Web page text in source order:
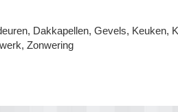
Dakkapellen, Gevels, Keuken,
Zonwering